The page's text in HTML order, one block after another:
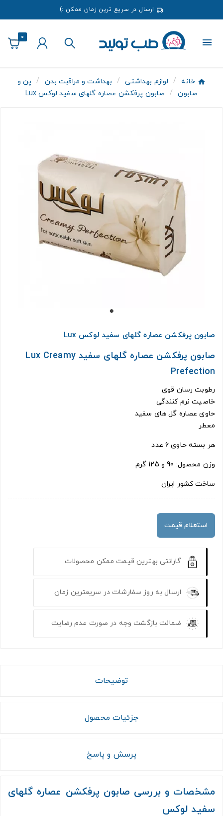
ارسال در سریع ترین زمان ممکن :)
0
خانه لوازم بهداشتی بهداشت و مراقبت بدن
پن و
صابون
صابون پرفکشن عصاره گلهای سفید لوکس Lux
صابون پرفکشن عصاره گلهای سفید لوکس Lux
صابون پرفکشن عصاره گلهای سفید Lux Creamy
Prefection
رطوبت رسان قوی
خاصیت نرم کنندگی
حاوی عصاره گل های سفید
معطر
هر بسته حاوی ۶ عدد
وزن محصول: 90 و 125 گرم
ساخت کشور ایران
استعلام قیمت
گارانتی بهترین قیمت ممکن محصولات
ارسال به روز سفارشات در سریعترین زمان
ضمانت بازگشت وجه در صورت عدم رضایت
توضیحات
جزئیات محصول
پرسش و پاسخ
مشخصات و بررسی صابون پرفکشن عصاره گلهای
سفید لوکس